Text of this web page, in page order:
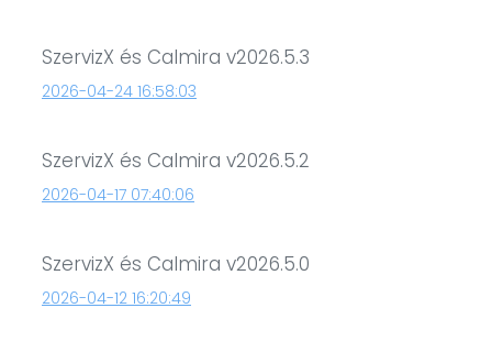
SzervizX és Calmira v2026.5.3
2026-04-24 16:58:03
SzervizX és Calmira v2026.5.2
2026-04-17 07:40:06
SzervizX és Calmira v2026.5.0
2026-04-12 16:20:49